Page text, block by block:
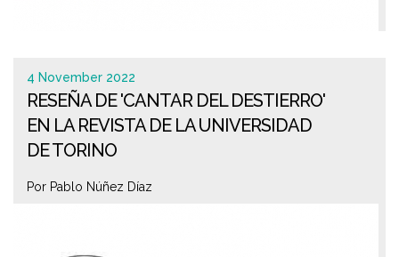
4 November 2022
RESEÑA DE 'CANTAR DEL DESTIERRO'
EN LA REVISTA DE LA UNIVERSIDAD
DE TORINO
Por Pablo Núñez Díaz